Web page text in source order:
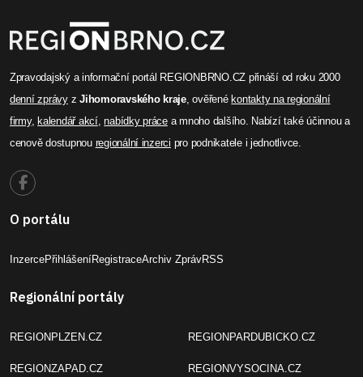
Zpravodajský a informační portál REGIONBRNO.CZ přináší od roku 2000
denní zprávyzJihomoravského kraje, ověřenékontakty na regionální
firmy,kalendář akcí,nabídky prácea mnoho dalšího. Nabízí také účinnou a
cenově dostupnou regionální inzerci pro podnikatele i jednotlivce.
O portálu
InzercePřihlášeníRegistraceArchiv ZprávRSS
Regionální portály
REGIONPLZEN.CZ
REGIONZAPAD.CZ
REGIONPARDUBICKO.CZ
REGIONVYSOCINA.CZ